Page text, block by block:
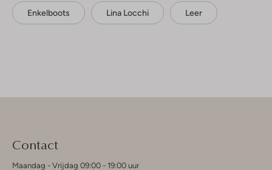
Enkelboots Lina Locchi Leer
Contact
Maandag - Vrijdag 09:00 - 19:00 uur